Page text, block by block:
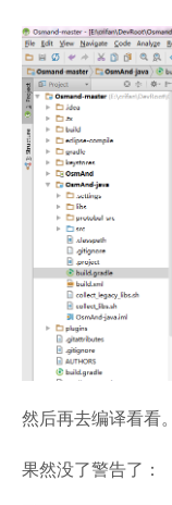
然后再去编译看看。
果然没了警告了：